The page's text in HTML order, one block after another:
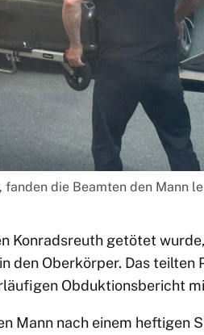
die Beamten den Mann
Konradsreuth getötet
den Oberkörper. Das teilten
Obduktionsbericht
Mann nach einem heftigen